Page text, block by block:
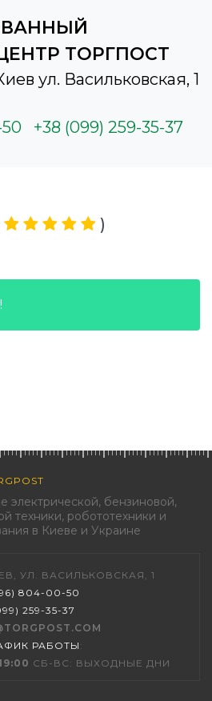
ТОРГПОСТ
ул. Васильковская, 1
+38 (099) 259-35-37
)
электрической, бензиновой,
техники, робототехники и
в Киеве и Украине
УЛ. ВАСИЛЬКОВСКАЯ, 1
804-00-50
259-35-37
РАБОТЫ:
СБ-ВС: ВЫХОДНЫЕ ДНИ